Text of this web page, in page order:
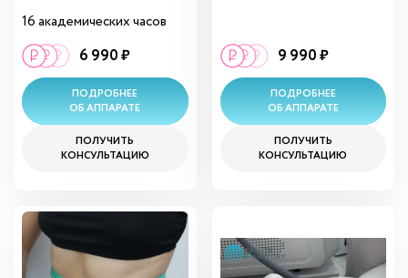
16 академических часов
6 990 ₽
ПОДРОБНЕЕ
ОБ АППАРАТЕ
ПОЛУЧИТЬ
КОНСУЛЬТАЦИЮ
9 990 ₽
ПОДРОБНЕЕ
ОБ АППАРАТЕ
ПОЛУЧИТЬ
КОНСУЛЬТАЦИЮ